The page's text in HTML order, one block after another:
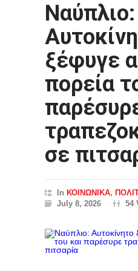
Ναύπλιο:
ξέφυγε
πορεία
σε
In ΚΟΙΝΩΝΙΚΑ,
July 8, 2026
54